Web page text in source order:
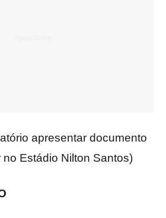
apresentar documento
Estádio Nilton Santos)